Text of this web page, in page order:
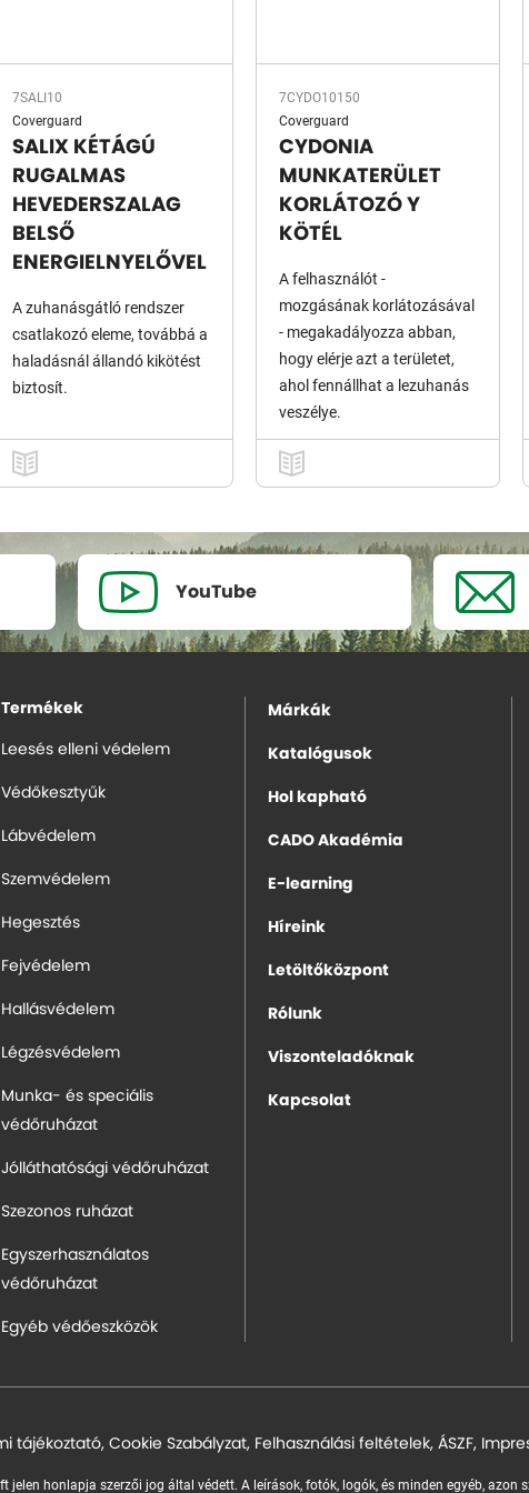
7SALI10
Coverguard
SALIX KÉTÁGÚ
RUGALMAS
HEVEDERSZALAG
BELSŐ
ENERGIELNYELŐVEL
A zuhanásgátló rendszer
csatlakozó eleme, továbbá a
haladásnál állandó kikötést
biztosít.
7CYDO10150
Coverguard
CYDONIA
MUNKATERÜLET
KORLÁTOZÓ Y
KÖTÉL
A felhasználót -
mozgásának korlátozásával
- megakadályozza abban,
hogy elérje azt a területet,
ahol fennállhat a lezuhanás
veszélye.
YouTube
Termékek
Leesés elleni védelem
Védőkesztyűk
Lábvédelem
Szemvédelem
Hegesztés
Fejvédelem
Hallásvédelem
Légzésvédelem
Munka- és speciális
védőruházat
Jólláthatósági védőruházat
Szezonos ruházat
Egyszerhasználatos
védőruházat
Egyéb védőeszközök
Márkák
Katalógusok
Hol kapható
CADO Akadémia
E-learning
Híreink
Letöltőközpont
Rólunk
Viszonteladóknak
Kapcsolat
tájékoztató, Cookie Szabályzat, Felhasználási feltételek, ÁSZF,
jelen honlapja szerzői jog által védett. A leírások, fotók, logók, és minden egyéb, azon